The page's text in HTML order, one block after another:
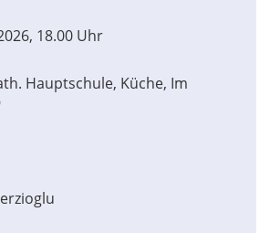
18.00 Uhr
Hauptschule, Küche, Im